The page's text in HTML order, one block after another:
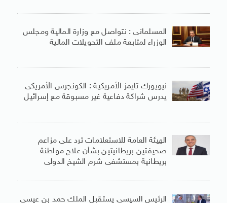
المسلمانى : نتواصل مع وزارة المالية ومجلس
الوزراء لمتابعة ملف التحويلات المالية
نيويورك تايمز الأمريكية : الكونجرس الأمريكى
يدرس شراكة دفاعية غير مسبوقة مع إسرائيل
الهيئة العامة للاستعلامات ترد على مزاعم
صحيفتين بريطانيتين بشأن علاج مواطنة
بريطانية بمستشفى شرم الشيخ الدولى
الرئيس السيسى يستقبل الملك حمد بن عيسى